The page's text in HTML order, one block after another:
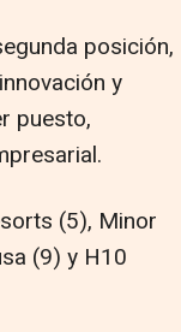
posición,
y
puesto,
(5), Minor
(9) y H10